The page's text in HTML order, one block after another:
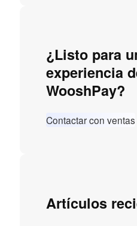
¿Listo para
experiencia
WooshPay?
Contactar con ventas
Artículos